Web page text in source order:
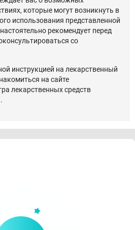
которые могут возникнуть в
использования представленной
рекомендует перед
со
инструкцией на лекарственный
на сайте
лекарственных средств
.